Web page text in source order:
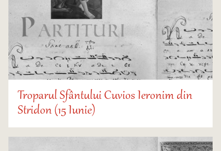
Troparul Sfântului Cuvios Ieronim din
Stridon (15 Iunie)